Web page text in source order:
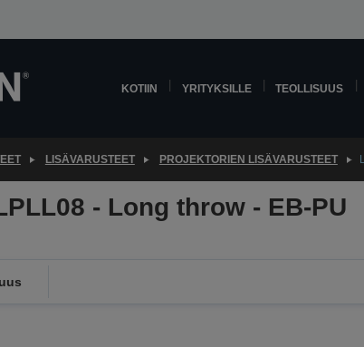
KOTIIN YRITYKSILLE TEOLLISUUS
LISÄVARUSTEET PROJEKTORIEN LISÄVARUSTEET
- Long throw - EB-PU